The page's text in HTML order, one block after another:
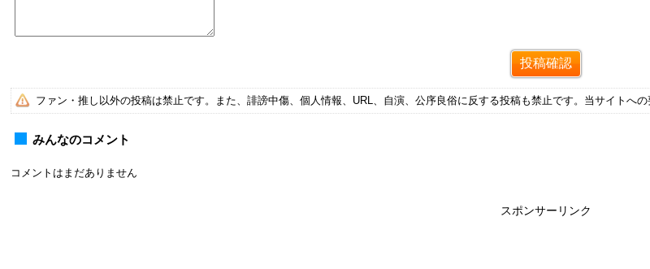
ファン・推し以外の投稿は禁止です。また、誹謗中傷、個人情報、URL、自演、公序良俗に反する投稿も禁止です。当サイトへ
みんなのコメント
コメントはまだありません
スポンサーリンク